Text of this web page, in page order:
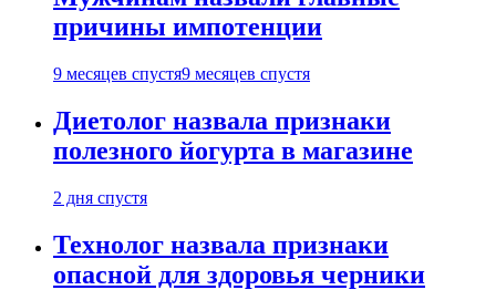
причины импотенции
9 месяцев спустя9 месяцев спустя
Диетолог назвала признаки
полезного йогурта в магазине
2 дня спустя
Технолог назвала признаки
опасной для здоровья черники